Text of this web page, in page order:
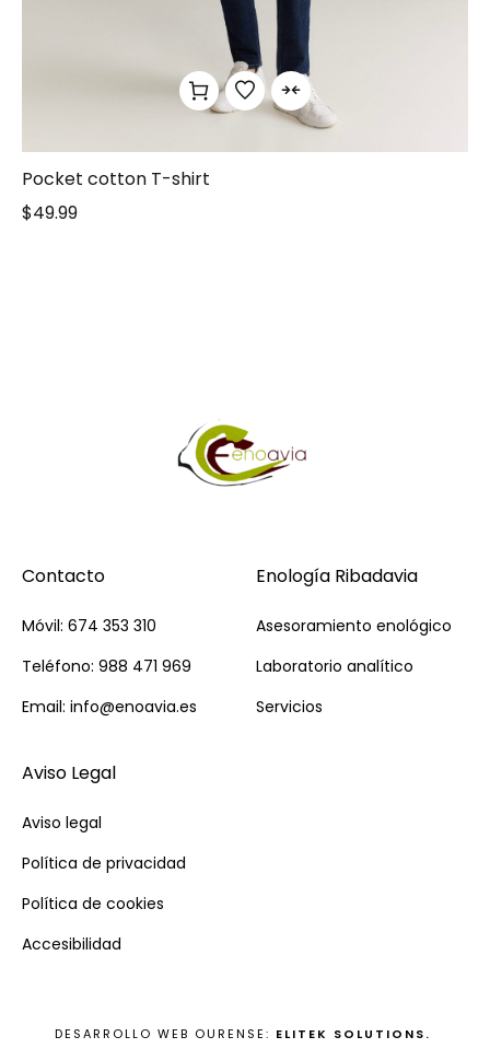
Pocket cotton T-shirt
$49.99
Contacto
Móvil: 674 353 310
Teléfono: 988 471 969
Email: info@enoavia.es
Enología Ribadavia
Asesoramiento enológico
Laboratorio analítico
Servicios
Aviso Legal
Aviso legal
Política de privacidad
Política de cookies
Accesibilidad
DESARROLLO WEB OURENSE: ELITEK SOLUTIONS.